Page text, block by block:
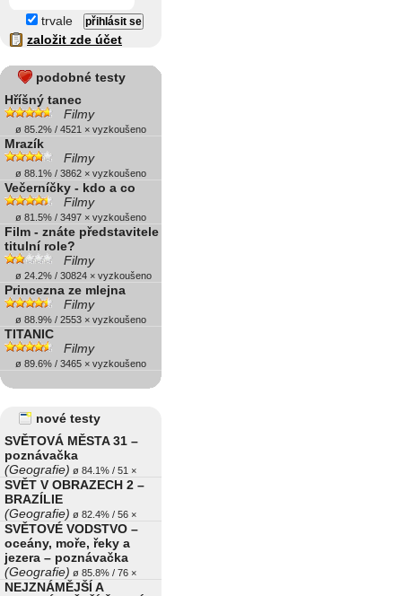
trvale
založit zde účet
podobné testy
Hříšný tanec
Filmy
ø 85.2% / 4521 × vyzkoušeno
Mrazík
Filmy
ø 88.1% / 3862 × vyzkoušeno
Večerníčky - kdo a co
Filmy
ø 81.5% / 3497 × vyzkoušeno
Film - znáte představitele
titulní role?
Filmy
ø 24.2% / 30824 × vyzkoušeno
Princezna ze mlejna
Filmy
ø 88.9% / 2553 × vyzkoušeno
TITANIC
Filmy
ø 89.6% / 3465 × vyzkoušeno
nové testy
SVĚTOVÁ MĚSTA 31 –
poznávačka
(Geografie) ø 84.1% / 51 ×
SVĚT V OBRAZECH 2 –
BRAZÍLIE
(Geografie) ø 82.4% / 56 ×
SVĚTOVÉ VODSTVO –
oceány, moře, řeky a
jezera – poznávačka
(Geografie) ø 85.8% / 76 ×
NEJZNÁMĚJŠÍ A